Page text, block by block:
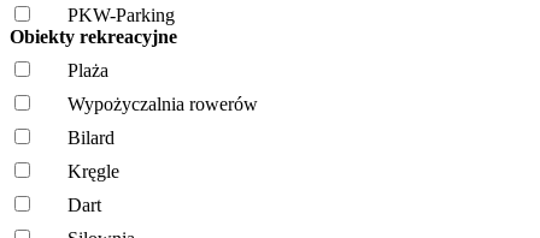
PKW-Parking
Obiekty rekreacyjne
Plaża
Wypożyczalnia rowerów
Bilard
Kręgle
Dart